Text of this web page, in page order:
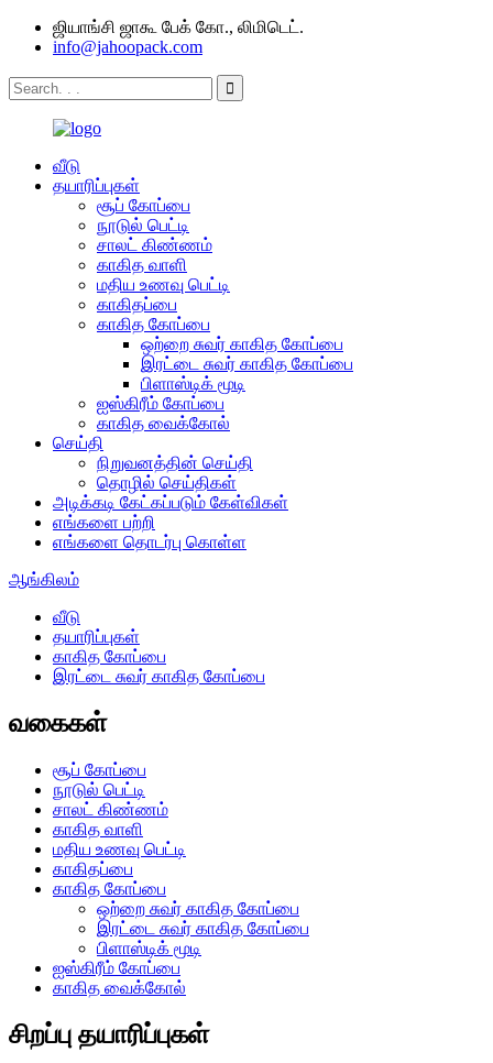
ஜியாங்சி ஜாகூ பேக் கோ., லிமிடெட்.
info@jahoopack.com
வீடு
தயாரிப்புகள்
சூப் கோப்பை
நூடுல் பெட்டி
சாலட் கிண்ணம்
காகித வாளி
மதிய உணவு பெட்டி
காகிதப்பை
காகித கோப்பை
ஒற்றை சுவர் காகித கோப்பை
இரட்டை சுவர் காகித கோப்பை
பிளாஸ்டிக் மூடி
ஐஸ்கிரீம் கோப்பை
காகித வைக்கோல்
செய்தி
நிறுவனத்தின் செய்தி
தொழில் செய்திகள்
அடிக்கடி கேட்கப்படும் கேள்விகள்
எங்களை பற்றி
எங்களை தொடர்பு கொள்ள
ஆங்கிலம்
வீடு
தயாரிப்புகள்
காகித கோப்பை
இரட்டை சுவர் காகித கோப்பை
வகைகள்
சூப் கோப்பை
நூடுல் பெட்டி
சாலட் கிண்ணம்
காகித வாளி
மதிய உணவு பெட்டி
காகிதப்பை
காகித கோப்பை
ஒற்றை சுவர் காகித கோப்பை
இரட்டை சுவர் காகித கோப்பை
பிளாஸ்டிக் மூடி
ஐஸ்கிரீம் கோப்பை
காகித வைக்கோல்
சிறப்பு தயாரிப்புகள்